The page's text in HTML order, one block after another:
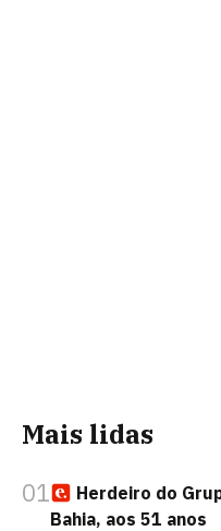
Mais lidas
01
Herdeiro do
Bahia, aos 51 anos